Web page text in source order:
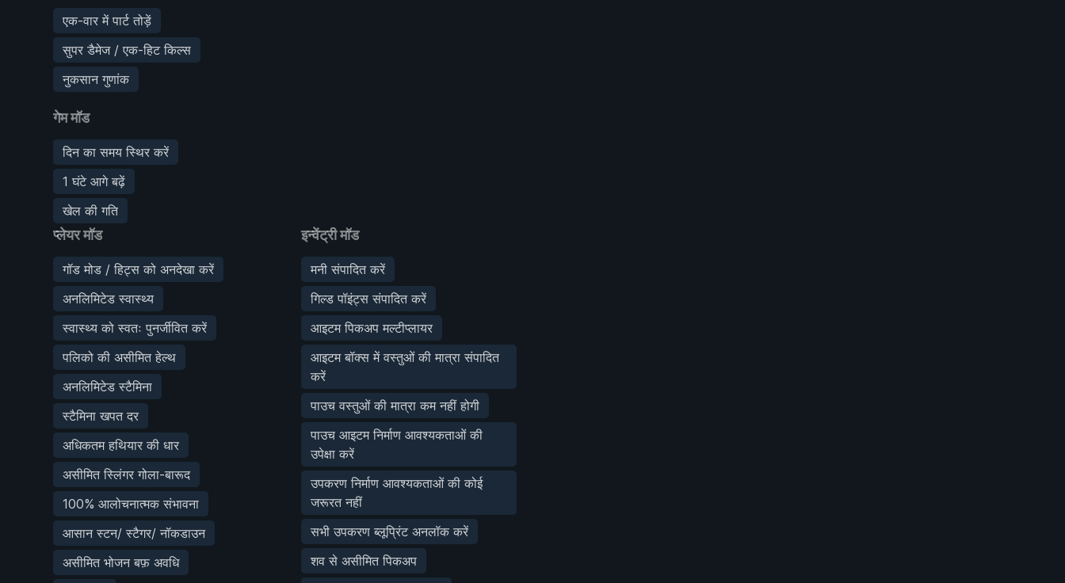
एक-वार में पार्ट तोड़ें
सुपर डैमेज / एक-हिट किल्स
नुकसान गुणांक
गेम मॉड
दिन का समय स्थिर करें
1 घंटे आगे बढ़ें
खेल की गति
प्लेयर मॉड
गॉड मोड / हिट्स को अनदेखा करें
अनलिमिटेड स्वास्थ्य
स्वास्थ्य को स्वतः पुनर्जीवित करें
पलिको की असीमित हेल्थ
अनलिमिटेड स्टैमिना
स्टैमिना खपत दर
अधिकतम हथियार की धार
असीमित स्लिंगर गोला-बारूद
100% आलोचनात्मक संभावना
आसान स्टन/ स्टैगर/ नॉकडाउन
असीमित भोजन बफ़ अवधि
इन्वेंट्री मॉड
मनी संपादित करें
गिल्ड पॉइंट्स संपादित करें
आइटम पिकअप मल्टीप्लायर
आइटम बॉक्स में वस्तुओं की मात्रा संपादित
करें
पाउच वस्तुओं की मात्रा कम नहीं होगी
पाउच आइटम निर्माण आवश्यकताओं की
उपेक्षा करें
उपकरण निर्माण आवश्यकताओं की कोई
जरूरत नहीं
सभी उपकरण ब्लूप्रिंट अनलॉक करें
शव से असीमित पिकअप